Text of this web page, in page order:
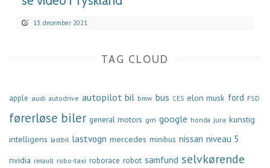
13. december 2021
TAG CLOUD
apple audi autodrive autopilot bil bmw bus CES elon musk ford FSD
førerløse biler general motors gm google honda jura kunstig
intelligens lastbil lastvogn mercedes minibus nissan niveau 5
nvidia renault robo-taxi roborace robot samfund selvkørende